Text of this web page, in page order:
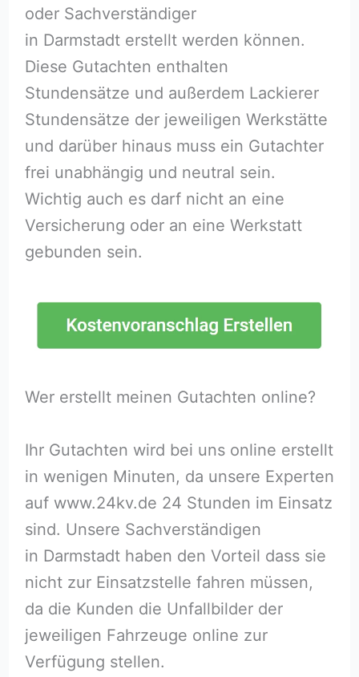
oder Sachverständiger
in Darmstadt erstellt werden können.
Diese Gutachten enthalten
Stundensätze und außerdem Lackierer
Stundensätze der jeweiligen Werkstätte
und darüber hinaus muss ein Gutachter
frei unabhängig und neutral sein.
Wichtig auch es darf nicht an eine
Versicherung oder an eine Werkstatt
gebunden sein.
Wer erstellt meinen Gutachten online?
Ihr Gutachten wird bei uns online erstellt
in wenigen Minuten, da unsere Experten
auf www.24kv.de 24 Stunden im Einsatz
sind. Unsere Sachverständigen
in Darmstadt haben den Vorteil dass sie
nicht zur Einsatzstelle fahren müssen,
da die Kunden die Unfallbilder der
jeweiligen Fahrzeuge online zur
Verfügung stellen.